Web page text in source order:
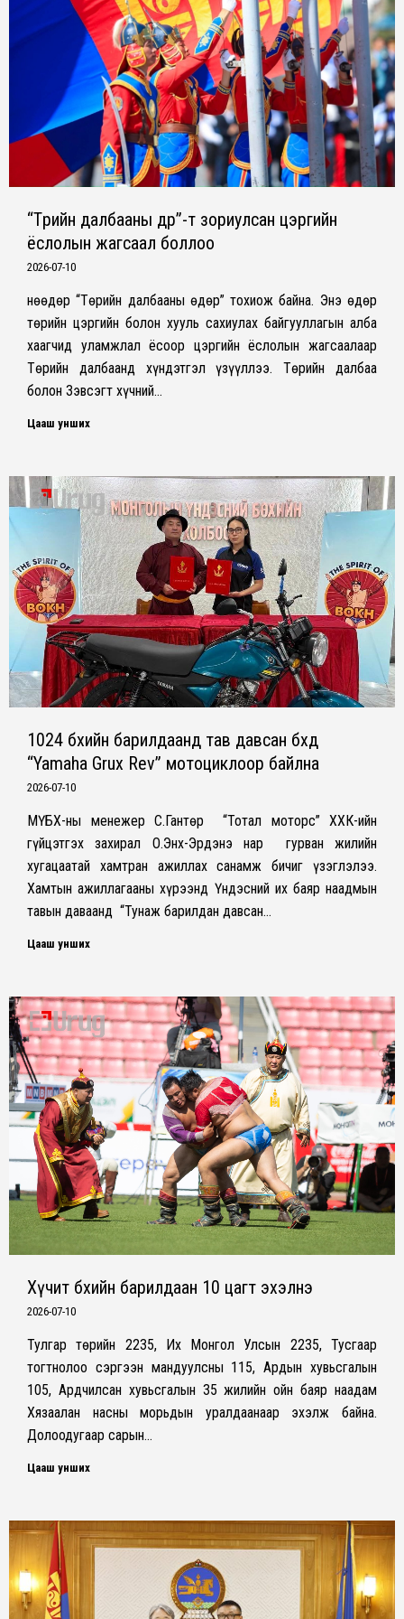
“Төрийн далбааны өдөр”-т зориулсан цэргийн
ёслолын жагсаал боллоо
2026-07-10
Өнөөдөр “Төрийн далбааны өдөр” тохиож байна. Энэ өдөр
төрийн цэргийн болон хууль сахиулах байгууллагын алба
хаагчид уламжлал ёсоор цэргийн ёслолын жагсаалаар
Төрийн далбаанд хүндэтгэл үзүүллээ. Төрийн далбаа
болон Зэвсэгт хүчний…
Цааш унших
1024 бөхийн барилдаанд тав давсан бөхөд
“Yamaha Grux Rev” мотоциклоор байлна
2026-07-10
МҮБХ-ны менежер С.Гантөр “Тотал моторс” ХХК-ийн
гүйцэтгэх захирал О.Энх-Эрдэнэ нар гурван жилийн
хугацаатай хамтран ажиллах санамж бичиг үзэглэлээ.
Хамтын ажиллагааны хүрээнд Үндэсний их баяр наадмын
тавын даваанд “Тунаж барилдан давсан…
Цааш унших
Хүчит бөхийн барилдаан 10 цагт эхэлнэ
2026-07-10
Тулгар төрийн 2235, Их Монгол Улсын 2235, Тусгаар
тогтнолоо сэргээн мандуулсны 115, Ардын хувьсгалын
105, Ардчилсан хувьсгалын 35 жилийн ойн баяр наадам
Хязаалан насны морьдын уралдаанаар эхэлж байна.
Долоодугаар сарын…
Цааш унших